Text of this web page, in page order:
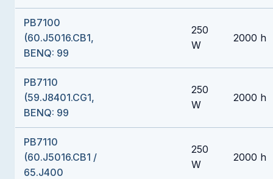
PB7100
(60.J5016.CB1,
BENQ: 99
250
W
2000 h
PB7110
(59.J8401.CG1,
BENQ: 99
250
W
2000 h
PB7110
(60.J5016.CB1 /
65.J400
250
W
2000 h